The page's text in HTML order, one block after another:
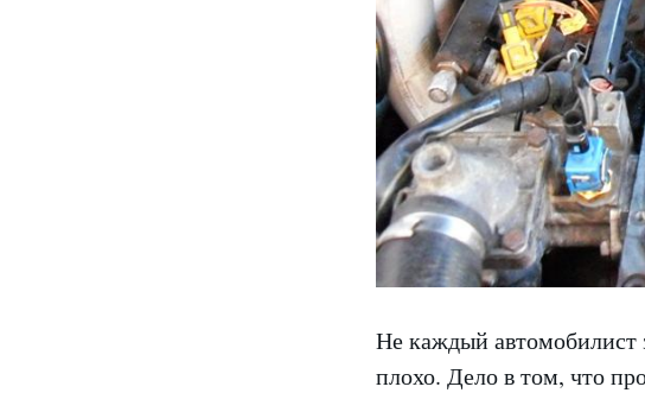
Не каждый автомобилист
плохо. Дело в том, что